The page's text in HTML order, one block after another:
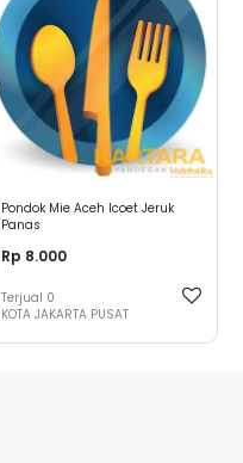
Pondok Mie Aceh Icoet Jeruk
Panas
Rp 8.000
Terjual 0
KOTA JAKARTA PUSAT